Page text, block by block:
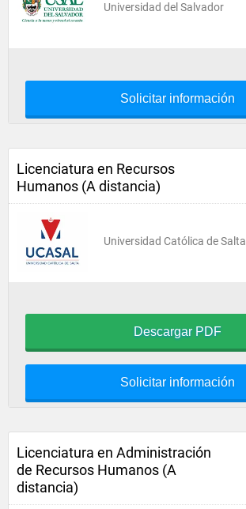
Universidad del Salvador
Solicitar información
Licenciatura en Recursos
Humanos (A distancia)
Universidad Católica de Salta
Descargar PDF
Solicitar información
Licenciatura en Administración
de Recursos Humanos (A
distancia)